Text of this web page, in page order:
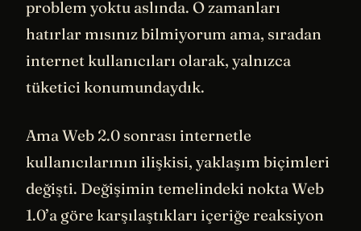
problem yoktu aslında. O zamanları
hatırlar mısınız bilmiyorum ama, sıradan
internet kullanıcıları olarak, yalnızca
tüketici konumundaydık.
Ama Web 2.0 sonrası internetle
kullanıcılarının ilişkisi, yaklaşım biçimleri
değişti. Değişimin temelindeki nokta Web
1.0’a göre karşılaştıkları içeriğe reaksiyon